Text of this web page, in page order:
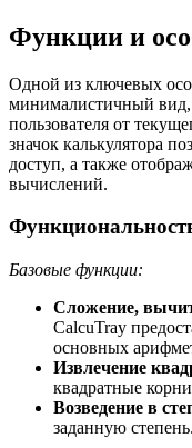
Функции и
Одной из ключевых
минималистичный вид,
пользователя от
значок калькулятора
доступ, а также
вычислений.
Базовые функции:
Сложение,
CalcuTray
основных
Извлечение
квадратные
Возведение в
заданную степень.